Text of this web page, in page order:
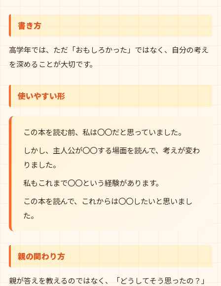
書き方
高学年では、ただ「おもしろかった」ではなく、自分の考え
を深めることが大切です。
使いやすい形
この本を読む前、私は〇〇だと思っていました。
しかし、主人公が〇〇する場面を読んで、考えが変わ
りました。
私もこれまで〇〇という経験があります。
この本を読んで、これからは〇〇したいと思いまし
た。
親の関わり方
親が答えを教えるのではなく、「どうしてそう思ったの？」